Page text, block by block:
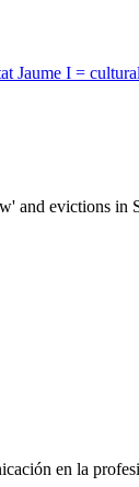
Jaume I =
and evictions in
en la